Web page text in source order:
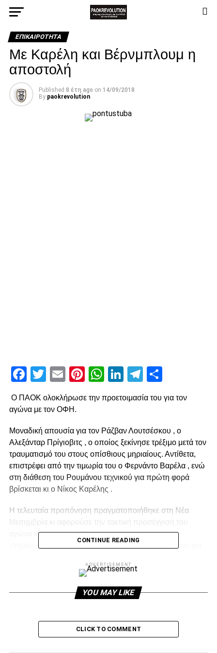
ΕΠΙΚΑΙΡΌΤΗΤΑ
Με Καρέλη και Βέρνμπλουμ η
αποστολή
Published 8 έτη ago on 14/09/2018
By paokrevolution
Facebook
Twitter
EmailPinterest
WhatsApp
LinkedIn
Telegram
Ο ΠΑΟΚ ολοκλήρωσε την προετοιμασία του για τον
αγώνα με τον ΟΦΗ.
Μοναδική απουσία για τον Ράζβαν Λουτσέσκου , ο
Αλεξάνταρ Πρίγιοβιτς , ο οποίος ξεκίνησε τρέξιμο μετά τον
τραυματισμό του στους οπίσθιους μηριαίους. Αντίθετα,
επιστρέφει από την τιμωρία του ο Φερνάντο Βαρέλα , ενώ
στη διάθεση του Ρουμάνου τεχνικού για πρώτη φορά
βρίσκεται κι ο Νίκος Καρέλης .
Η τελευταία προπόνηση πραγματοποιήθηκε στη Νέα
Μεσημβρία κι αφορούσε την τακτική προσέγγιση του
αγώνα και την εκμετάλλευση κι αντιμετώπιση των
στημένων φάσεων. Οι 18 παίκτες που θα ταξιδέψουν για
ADVERTISEMENT
Ρέι , Πασχαλάκης , Τόσκα , Μάτος , Βιεϊρίνια , Βαρέλα ,
CONTINUE READING
ADVERTISEMENT
YOU MAY LIKE
CLICK TO COMMENT